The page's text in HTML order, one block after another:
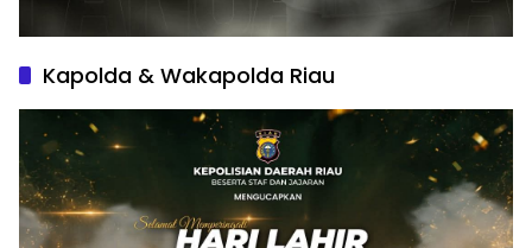
Kapolda & Wakapolda Riau